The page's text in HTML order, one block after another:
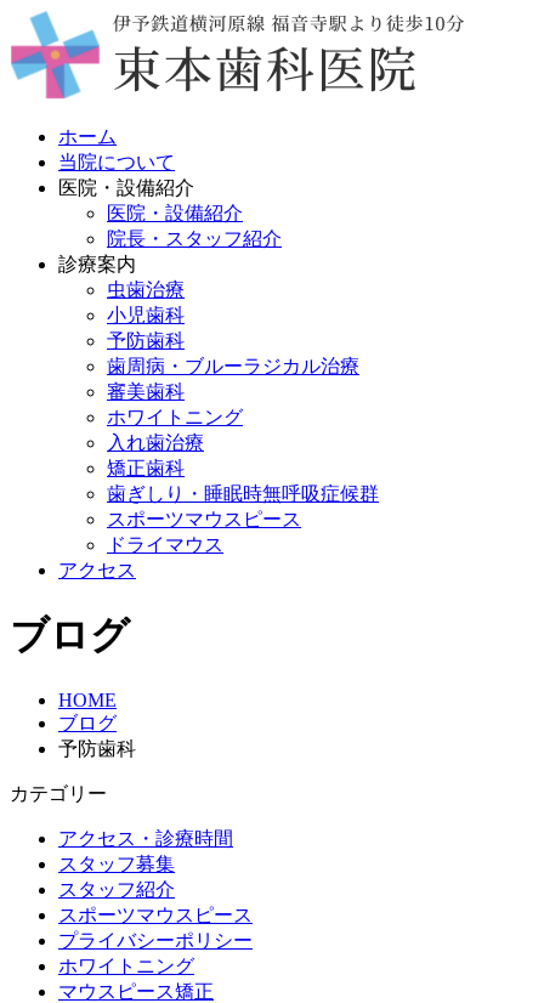
ホーム
当院について
医院・設備紹介
医院・設備紹介
院長・スタッフ紹介
診療案内
虫歯治療
小児歯科
予防歯科
歯周病・ブルーラジカル治療
審美歯科
ホワイトニング
入れ歯治療
矯正歯科
歯ぎしり・睡眠時無呼吸症候群
スポーツマウスピース
ドライマウス
アクセス
ブログ
HOME
ブログ
予防歯科
カテゴリー
アクセス・診療時間
スタッフ募集
スタッフ紹介
スポーツマウスピース
プライバシーポリシー
ホワイトニング
マウスピース矯正